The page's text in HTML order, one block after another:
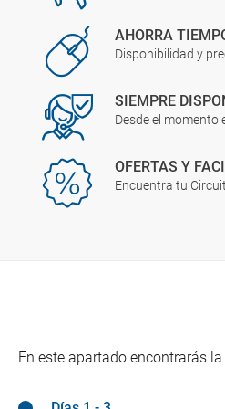
AHORRA
Disponibilidad y
SIEMPRE
Desde el
OFERTAS Y
Encuentra tu
En este apartado encontrarás